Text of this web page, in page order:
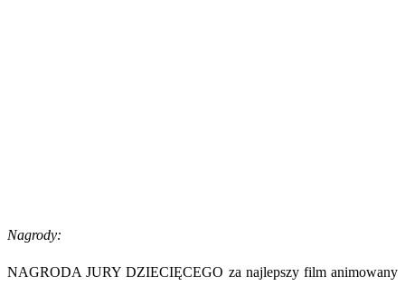
Nagrody:
NAGRODA JURY DZIECIĘCEGO za najlepszy film animowany